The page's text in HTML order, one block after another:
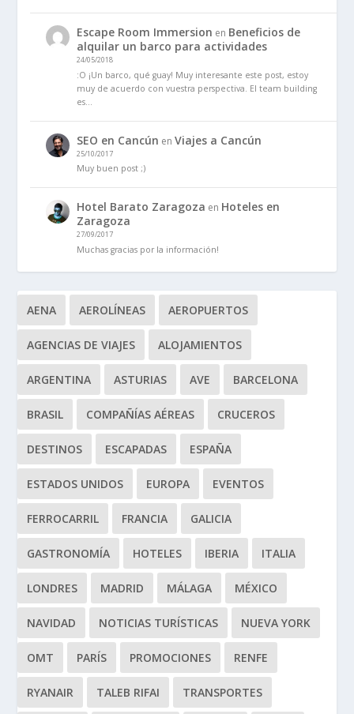
Escape Room Immersion en Beneficios de
alquilar un barco para actividades
24/05/2018
:O ¡Un barco, qué guay! Muy interesante este post, estoy
muy de acuerdo con vuestra perspectiva. El team building
es…
SEO en Cancún enViajes a Cancún
25/10/2017
Muy buen post ;)
Hotel Barato Zaragoza en Hoteles en
Zaragoza
27/09/2017
Muchas gracias por la información!
AENA AEROLÍNEAS AEROPUERTOS
AGENCIAS DE VIAJES ALOJAMIENTOS
ARGENTINA ASTURIAS AVE BARCELONA
BRASIL COMPAÑÍAS AÉREAS CRUCEROS
DESTINOS ESCAPADAS ESPAÑA
ESTADOS UNIDOS EUROPA EVENTOS
FERROCARRIL FRANCIA GALICIA
GASTRONOMÍA HOTELES IBERIA ITALIA
LONDRES MADRID MÁLAGA MÉXICO
NAVIDAD NOTICIAS TURÍSTICAS NUEVA YORK
OMT PARÍS PROMOCIONES RENFE
RYANAIR TALEB RIFAI TRANSPORTES